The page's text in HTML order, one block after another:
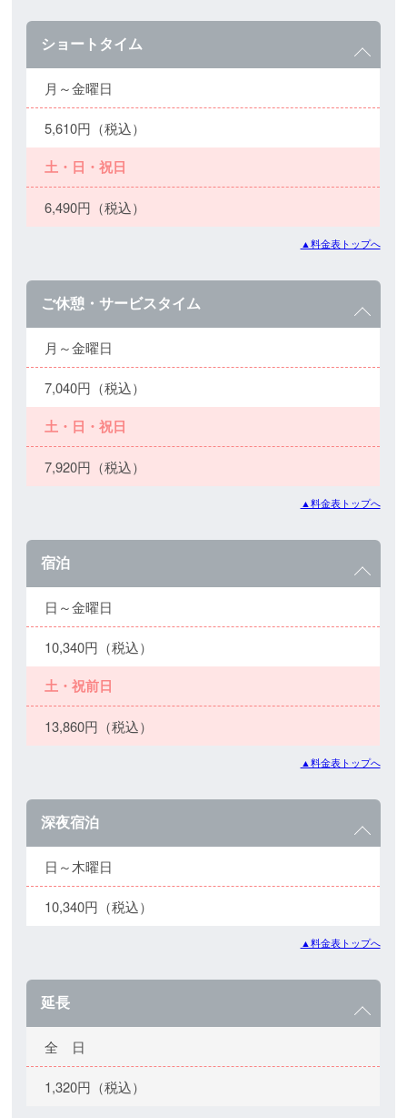
ショートタイム
月～金曜日
5,610円（税込）
土・日・祝日
6,490円（税込）
▲料金表トップへ
ご休憩・サービスタイム
月～金曜日
7,040円（税込）
土・日・祝日
7,920円（税込）
▲料金表トップへ
宿泊
日～金曜日
10,340円（税込）
土・祝前日
13,860円（税込）
▲料金表トップへ
深夜宿泊
日～木曜日
10,340円（税込）
▲料金表トップへ
延長
全 日
1,320円（税込）